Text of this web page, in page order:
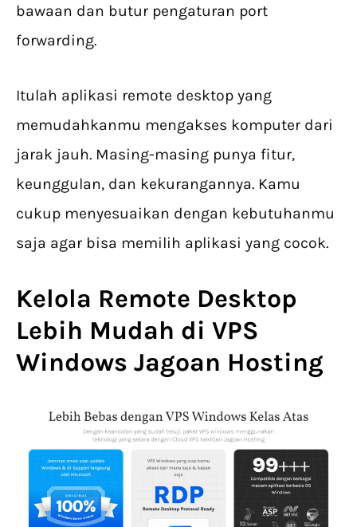
bawaan dan butur pengaturan port
forwarding.
Itulah aplikasi remote desktop yang
memudahkanmu mengakses komputer dari
jarak jauh. Masing-masing punya fitur,
keunggulan, dan kekurangannya. Kamu
cukup menyesuaikan dengan kebutuhanmu
saja agar bisa memilih aplikasi yang cocok.
Kelola Remote Desktop
Lebih Mudah di VPS
Windows Jagoan Hosting